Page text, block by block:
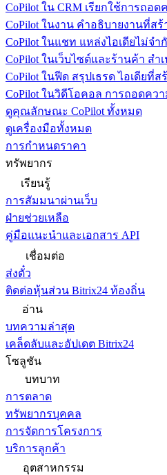
CoPilot ใน CRM เรียกใช้การถอ
CoPilot ในงาน คำอธิบายงานที่สร้
CoPilot ในแชท แหล่งไอเดียไม่จ
CoPilot ในเว็บไซต์และร้านค้า สำ
CoPilot ในฟีด สรุปเธรด ไอเดียที่
CoPilot ในวิดีโอคอล การถอดคว
ดูคุณลักษณะ CoPilot ทั้งหมด
ดูเครื่องมือทั้งหมด
การกำหนดราคา
ทรัพยากร
เรียนรู้
การสัมมนาผ่านเว็บ
ฝ่ายช่วยเหลือ
คู่มือแนะนำและเอกสาร API
เชื่อมต่อ
ส่งตั๋ว
ติดต่อหุ้นส่วน Bitrix24 ท้องถิ่น
อ่าน
บทความล่าสุด
เคล็ดลับและอัปเดต Bitrix24
โซลูชัน
บทบาท
การตลาด
ทรัพยากรบุคคล
การจัดการโครงการ
บริการลูกค้า
อุตสาหกรรม